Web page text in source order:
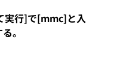
実行]で[mmc]と入
。